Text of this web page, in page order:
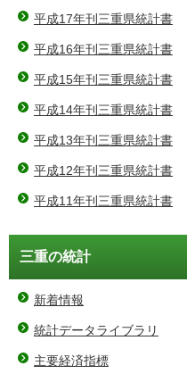
平成17年刊三重県統計書
平成16年刊三重県統計書
平成15年刊三重県統計書
平成14年刊三重県統計書
平成13年刊三重県統計書
平成12年刊三重県統計書
平成11年刊三重県統計書
三重の統計
新着情報
統計データライブラリ
主要経済指標